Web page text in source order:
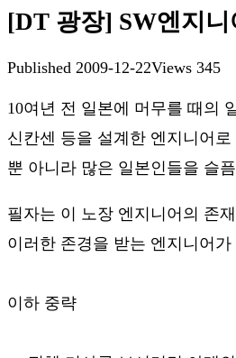
[DT 광장] SW엔지
Published 2009-12-22Views 345
10여년 전 일본에 머무를 때의
신칸센 등을 설계한 엔지니어
뿐 아니라 많은 일본인들을 슬
필자는 이 노장 엔지니어의 존
이러한 존경을 받는 엔지니어
이하 중략